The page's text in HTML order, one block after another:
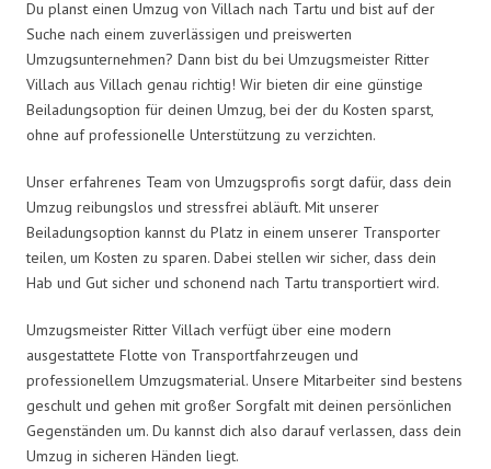
Du planst einen Umzug von Villach nach Tartu und bist auf der
Suche nach einem zuverlässigen und preiswerten
Umzugsunternehmen? Dann bist du bei Umzugsmeister Ritter
Villach aus Villach genau richtig! Wir bieten dir eine günstige
Beiladungsoption für deinen Umzug, bei der du Kosten sparst,
ohne auf professionelle Unterstützung zu verzichten.
Unser erfahrenes Team von Umzugsprofis sorgt dafür, dass dein
Umzug reibungslos und stressfrei abläuft. Mit unserer
Beiladungsoption kannst du Platz in einem unserer Transporter
teilen, um Kosten zu sparen. Dabei stellen wir sicher, dass dein
Hab und Gut sicher und schonend nach Tartu transportiert wird.
Umzugsmeister Ritter Villach verfügt über eine modern
ausgestattete Flotte von Transportfahrzeugen und
professionellem Umzugsmaterial. Unsere Mitarbeiter sind bestens
geschult und gehen mit großer Sorgfalt mit deinen persönlichen
Gegenständen um. Du kannst dich also darauf verlassen, dass dein
Umzug in sicheren Händen liegt.